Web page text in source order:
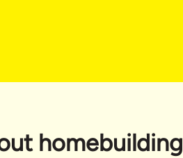
homebuilding